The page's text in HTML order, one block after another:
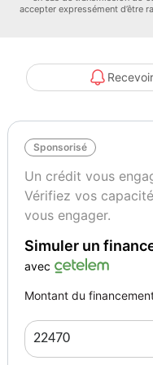
• Disponibilité : Immédiate
Livraison et rapatriement :
proposons des livraisons
chauffeur privé en 48 heures.
Options et équipements :
• Phares LED avec
• Feux de jour LED
• Éclairage d’ambiance
accepter expressément d’être
Sponsorisé
Un crédit vous
Vérifiez vos
vous engager.
Simuler un
avec
Montant du